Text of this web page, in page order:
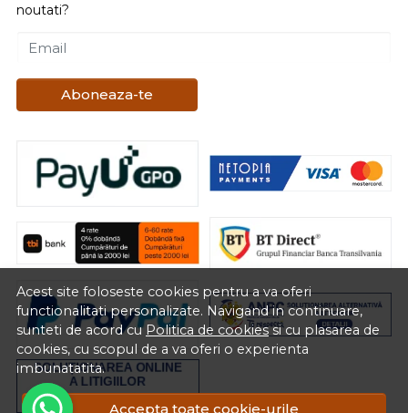
Acest site foloseste cookies pentru a va oferi
functionalitati personalizate. Navigand in continuare,
sunteti de acord cu Politica de cookiessi cu plasarea de
cookies, cu scopul de a va oferi o experienta
imbunatatita.
Accepta toate cookie-urile
noutati?
Email
Aboneaza-te